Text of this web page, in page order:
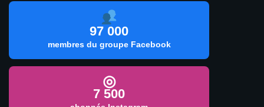
97 000
membres du groupe Facebook
◎
7 500